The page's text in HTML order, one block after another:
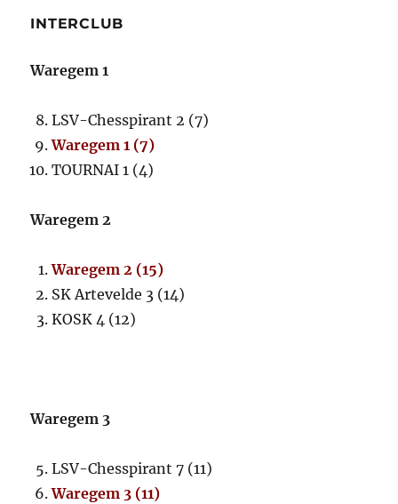
INTERCLUB
Waregem 1
LSV-Chesspirant 2 (7)
Waregem 1 (7)
TOURNAI 1 (4)
Waregem 2
Waregem 2 (15)
SK Artevelde 3 (14)
KOSK 4 (12)
Waregem 3
LSV-Chesspirant 7 (11)
Waregem 3 (11)